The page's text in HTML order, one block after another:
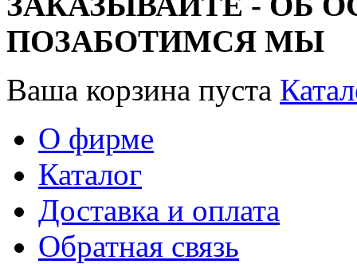
ПОЗАБОТИМСЯ МЫ
Ваша корзина пуста
О фирме
Каталог
Доставка и оплата
Обратная связь